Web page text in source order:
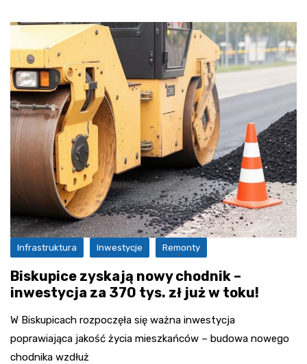
Infrastruktura Inwestycje Remonty
Biskupice zyskają nowy chodnik –
inwestycja za 370 tys. zł już w toku!
W Biskupicach rozpoczęła się ważna inwestycja
poprawiająca jakość życia mieszkańców – budowa nowego
chodnika wzdłuż